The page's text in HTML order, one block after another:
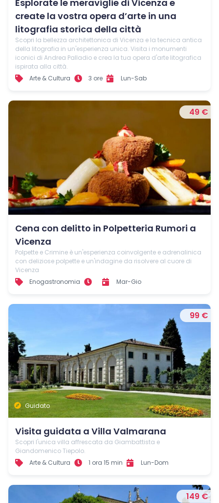
Esplorate le meraviglie di Vicenza e
create la vostra opera d’arte in una
litografia storica della città
Scopri la bellezza architettonica di Vicenza e la tecnica antica
della litografia in un'esperienza unica. Visita i monumenti
iconici di Andrea Palladio e crea la tua opera d'arte litografica
ispirata alla città.
Arte & Cultura
3 ore Lun-Sab
49 €
Cena con delitto in Polpetteria Rumori a
Vicenza
Polpette e Crimine è un'esperienza coinvolgente e adrenalinica
con deliziose polpette e un'indagine da risolvere al cuore di
Vicenza
Enogastronomia
Mar-Gio
99 €
Guidato
Visita guidata a Villa Valmarana
Scopri l'unica villa affrescata da Giambattista e
Giandomenico Tiepolo.
Arte & Cultura
1 ora 15 min Lun-Dom
149 €